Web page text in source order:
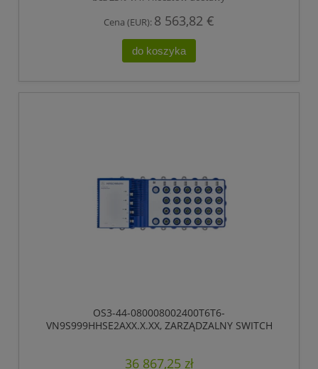
Cena (EUR): 8 563,82 €
do koszyka
OS3-44-080008002400T6T6-
VN9S999HHSE2AXX.X.XX, ZARZĄDZALNY SWITCH
ZGODNY Z IEEE 802.3AT (ZASILANIE WBUDOWANE
36 867,25 zł